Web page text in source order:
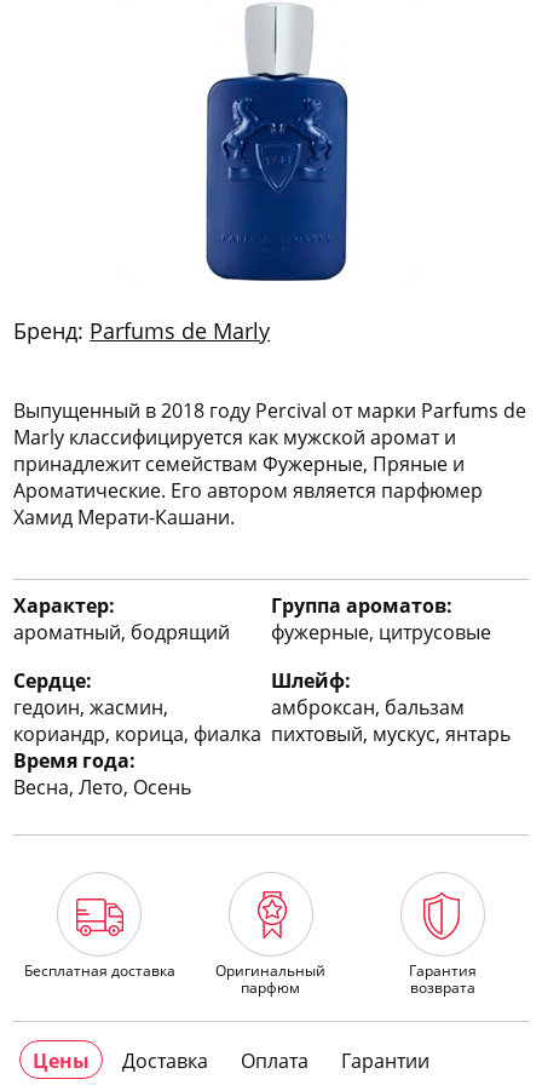
Бренд: Parfums de Marly
Выпущенный в 2018 году Percival от марки Parfums de
Marly классифицируется как мужской аромат и
принадлежит семействам Фужерные, Пряные и
Ароматические. Его автором является парфюмер
Хамид Мерати-Кашани.
Характер:
ароматный, бодрящий
Группа ароматов:
фужерные, цитрусовые
Сердце:
гедоин, жасмин,
кориандр, корица, фиалка
Шлейф:
амброксан, бальзам
пихтовый, мускус, янтарь
Время года:
Весна, Лето, Осень
Бесплатная доставка
Оригинальный
парфюм
Гарантия
возврата
Цены Доставка Оплата Гарантии